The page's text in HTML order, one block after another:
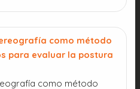
como método
para evaluar la postura
como método